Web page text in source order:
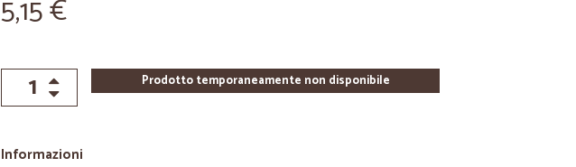
5,15 €
Prodotto temporaneamente non disponibile
Informazioni